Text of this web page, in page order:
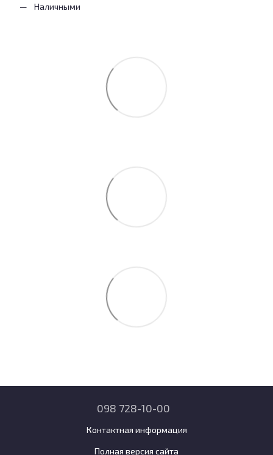
Наличными
098 728-10-00
Контактная информация
Полная версия сайта